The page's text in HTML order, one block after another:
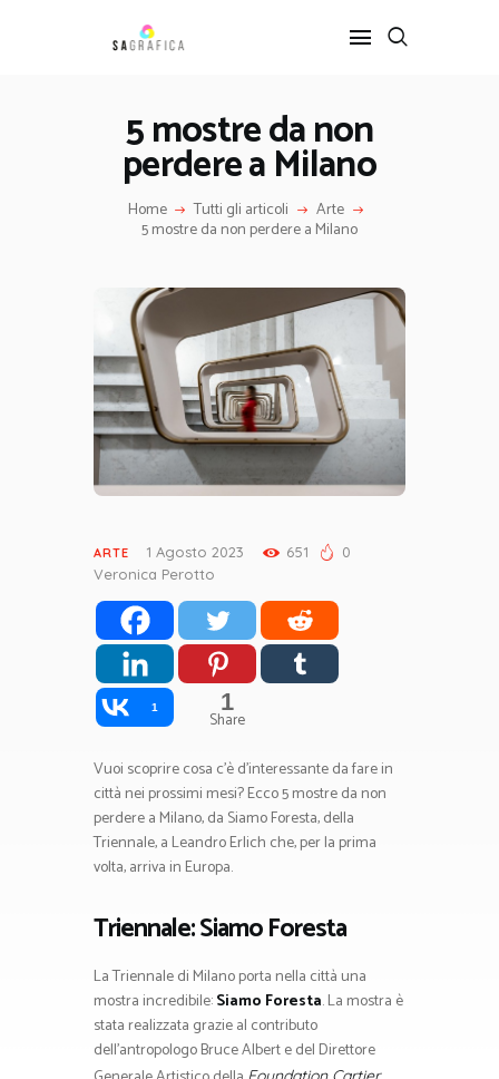
5 mostre da non
perdere a Milano
Home Tutti gli articoli Arte
5 mostre da non perdere a Milano
HOME
GRAFICA
ARTE
SERVIZI
CONTATTI
ARTE 1 Agosto 2023 651
0
Veronica Perotto
1 1
Share
Vuoi scoprire cosa c’è d’interessante da fare in
città nei prossimi mesi? Ecco 5 mostre da non
perdere a Milano, da Siamo Foresta, della
Triennale, a Leandro Erlich che, per la prima
volta, arriva in Europa.
Triennale: Siamo Foresta
La Triennale di Milano porta nella città una
mostra incredibile:Siamo Foresta. La mostra è
stata realizzata grazie al contributo
dell’antropologo Bruce Albert e del Direttore